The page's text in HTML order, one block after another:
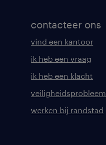
contacteer ons
vind een kantoor
ik heb een vraag
ik heb een klacht
veiligheidsprobleem
werken bij randstad